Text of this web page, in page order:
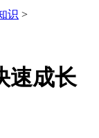
识 >
速成长